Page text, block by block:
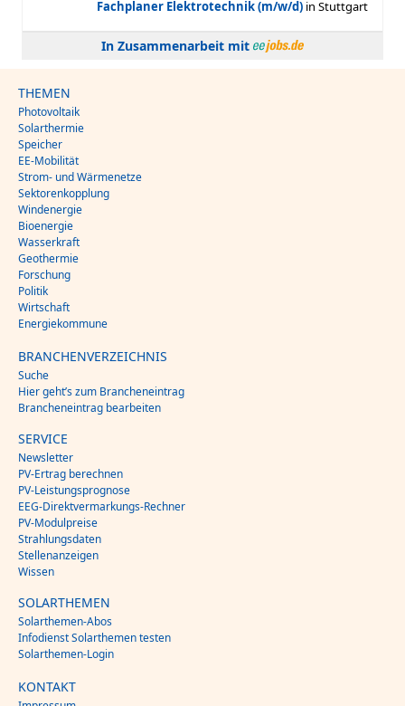
In Zusammenarbeit mit
THEMEN
Photovoltaik
Solarthermie
Speicher
EE-Mobilität
Strom- und Wärmenetze
Sektorenkopplung
Windenergie
Bioenergie
Wasserkraft
Geothermie
Forschung
Politik
Wirtschaft
Energiekommune
BRANCHENVERZEICHNIS
Suche
Hier geht’s zum Brancheneintrag
Brancheneintrag bearbeiten
SERVICE
Newsletter
PV-Ertrag berechnen
PV-Leistungsprognose
EEG-Direktvermarkungs-Rechner
PV-Modulpreise
Strahlungsdaten
Stellenanzeigen
Wissen
SOLARTHEMEN
Solarthemen-Abos
Infodienst Solarthemen testen
Solarthemen-Login
KONTAKT